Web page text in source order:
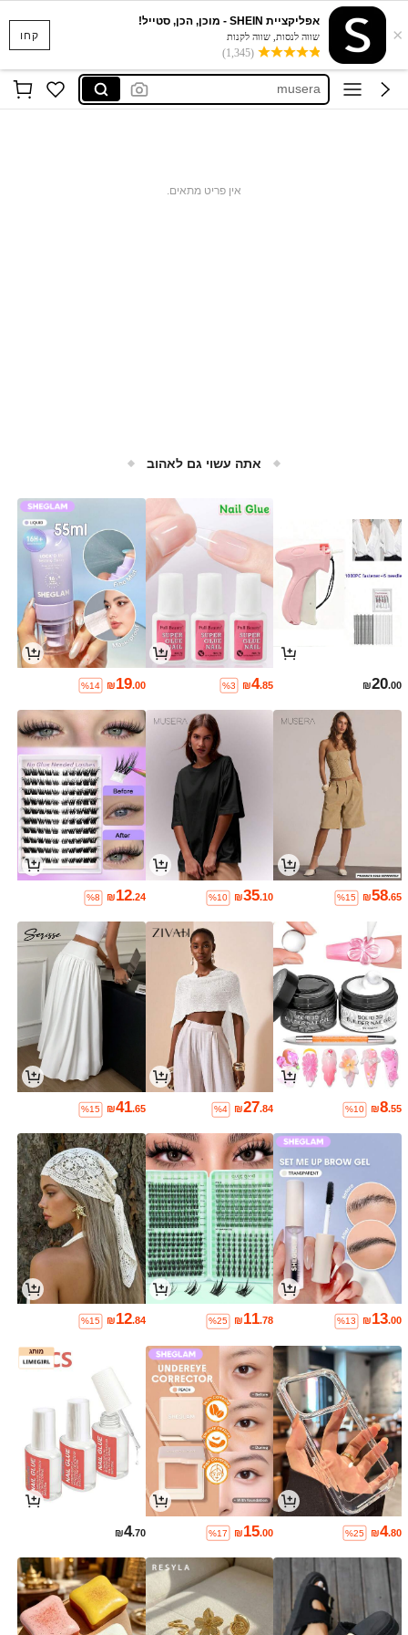
קחו ×
אפליקציית SHEIN - מוכן, הכן, סטייל!
שווה לנסות, שווה לקנות
(1,345)
aiirz
sumwon
musera
אין פריט מתאים.
אתה עשוי גם לאהוב
₪20.00
₪4.85
%3
₪19.00
%14
₪58.65
%15
₪35.10
%10
₪12.24
%8
₪8.55
%10
₪27.84
%4
₪41.65
%15
₪13.00
%13
₪11.78
%25
₪12.84
%15
₪4.80
%25
₪15.00
%17
₪4.70